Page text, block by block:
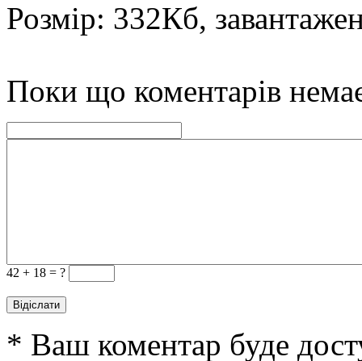
Розмір: 332Кб,
Поки що коментарів
42 + 18 = ?
* Ваш коментар буде